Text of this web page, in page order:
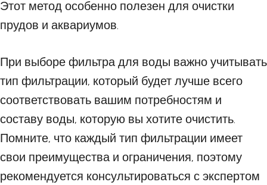
Этот метод особенно полезен для очистки
прудов и аквариумов.
При выборе фильтра для воды важно учитывать
тип фильтрации, который будет лучше всего
соответствовать вашим потребностям и
составу воды, которую вы хотите очистить.
Помните, что каждый тип фильтрации имеет
свои преимущества и ограничения, поэтому
рекомендуется консультироваться с экспертом